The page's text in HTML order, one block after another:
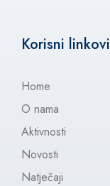
Korisni linkovi
Home
O nama
Aktivnosti
Novosti
Natječaji